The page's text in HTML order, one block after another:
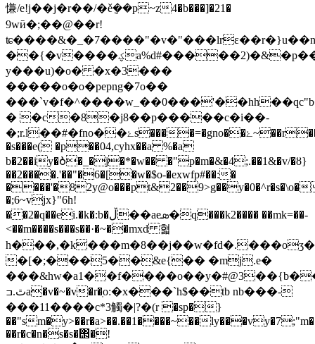
慊/e!j��j�r��/�ě݈��p~z4�b���]�21�
9wӣ�;��@��r!
��{�v����ؼa%d#�����2)�&�p���\��#�٤��-
y���u)�o� �x�3���
�����o�o�pepng�7o��
� �c�8�j8��p�����c�i��-
�;r.l��#�fno��ۓs����=�gno��ۓ~��r��@
�s���e( �p��04,cyhx��а %�a
b�2��iy�Ბ�_�j�*�w�� �"p�m�&�4;.��1&�v/�ȣ}
��2����.'��"�6�[�w�$o-�exwfp#��:�
����'�82y@o���pt&2��9>g��y�0�^r�s�\o�
�;6~vjx}"6h!
��2�q��ei.�k�:b�ڵ��аeܣ�q���k2���� ��mk=��-
<��m����s���s��·�~��mxd 혋
�[�;���5��&e{�� �mj.e�
ٿ.ߏa�v�~�v�r�ֽo:�x���`h$��tb nb���-
���11����c*3觸�|?�(r �sp�}
��"sm�y>��r�a>��.��1����~��
��r�c�n�s�s�΢�!